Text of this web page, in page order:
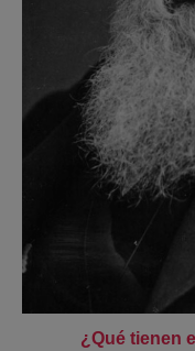
¿Qué tienen